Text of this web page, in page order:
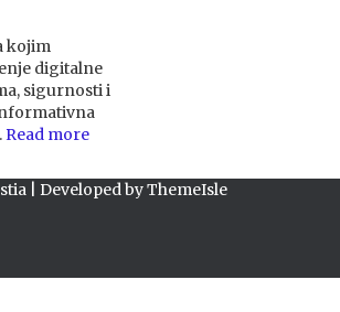
kojim
digitalne
sigurnosti i
Read more
| Developed byThemeIsle